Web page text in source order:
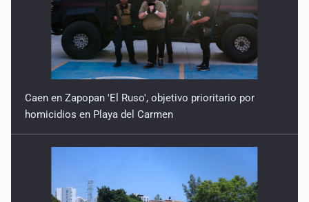
Caen en Zapopan 'El Ruso', objetivo prioritario por
homicidios en Playa del Carmen